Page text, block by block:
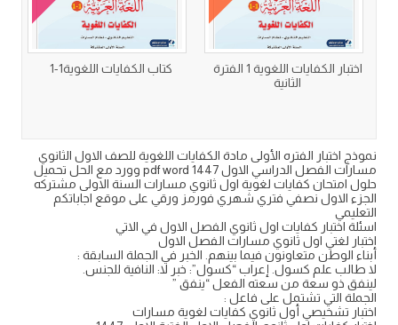
اختبار الكفايات اللغوية 1 الفترة
الثانية
كتاب الكفايات اللغوية1-1
نموذج اختبار الفتره الأولى مادة الكفايات اللغوية للصف الاول الثانوي
مسارات الفصل الدراسي الاول 1447 pdf word وورد مع الحل تحميل
حلول امتحان كفايات لغوية اول ثانوي مسارات السنة الاولى مشتركه
الجزء الاول نصفي فتري شهري فورمز ورقي على موقع اجاباتكم
التعليمي
اسئلة اختبار كفايات اول ثانوي الفصل الاول في الاتي
اختبار لغتي اول ثانوي مسارات الفصل الاول
أبناء الوطن متعاونون فيما بينهم. الخبر في الجملة السابقة :
لا طالب علم كسول. إعراب “كسول”: خبر لا: النافية للجنس.
لينفق ذو سعة من سعته الفعل “ينفق ”
الجملة التي تشتمل على فاعل :
اختبار تشخيصي أول ثانوي كفايات لغوية مسارات